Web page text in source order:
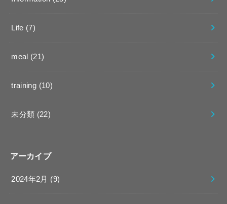
Life (7)
meal (21)
training (10)
未分類 (22)
アーカイブ
2024年2月 (9)